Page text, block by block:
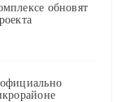
обновят